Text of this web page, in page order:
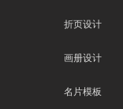
折页设计
画册设计
名片模板